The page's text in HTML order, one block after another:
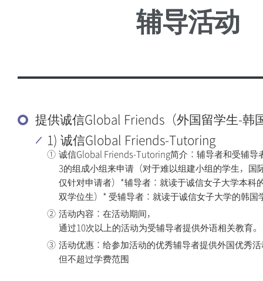
施
弥阿云庭便利设
施
残疾学生支援中
心
保险
体检
辅导活动
提供诚信Global Friends（外国留学生-韩
1) 诚信Global Friends-Tutoring
① 诚信Global Friends-Tutoring简介：辅导者和受辅导
3的组成小组来申请（对于难以组建小组的学生，国
仅针对申请者）*辅导者：就读于诚信女子大学本科
双学位生）* 受辅导者：就读于诚信女子大学的韩国
② 活动内容：在活动期间，
通过10次以上的活动为受辅导者提供外语相关教育。
③ 活动优惠：给参加活动的优秀辅导者提供外国优秀
但不超过学费范围